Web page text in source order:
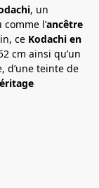
, un
l’ancêtre
ce Kodachi en
cm ainsi qu’un
d’une teinte de